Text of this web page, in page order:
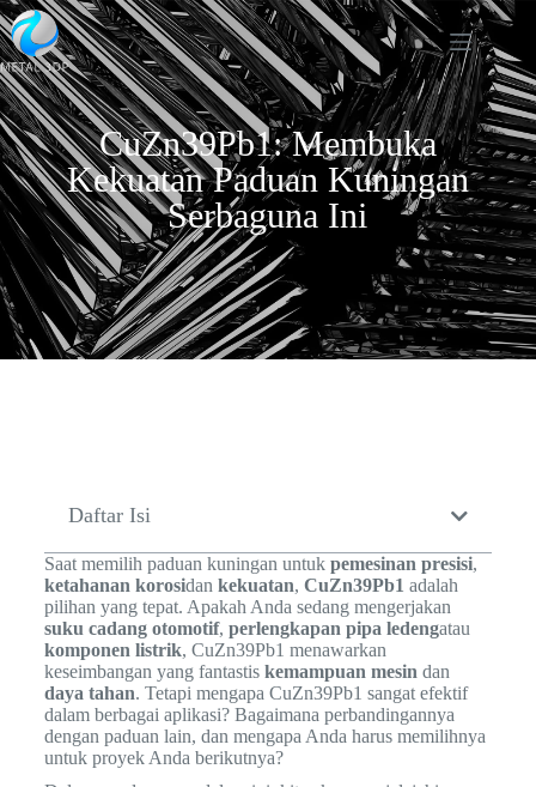
CuZn39Pb1: Membuka
Kekuatan Paduan Kuningan
Serbaguna Ini
Daftar Isi
Saat memilih paduan kuningan untuk pemesinan presisi,
ketahanan korosidan kekuatan, CuZn39Pb1 adalah
pilihan yang tepat. Apakah Anda sedang mengerjakan
suku cadang otomotif, perlengkapan pipa ledengatau
komponen listrik, CuZn39Pb1 menawarkan
keseimbangan yang fantastis kemampuan mesin dan
daya tahan. Tetapi mengapa CuZn39Pb1 sangat efektif
dalam berbagai aplikasi? Bagaimana perbandingannya
dengan paduan lain, dan mengapa Anda harus memilihnya
untuk proyek Anda berikutnya?